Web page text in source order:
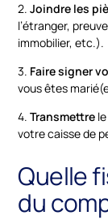
2.Joindre les
l’étranger,
immobilier, etc.).
3. Faire signer
vous êtes
4.Transmettre
votre caisse de
Quelle
du